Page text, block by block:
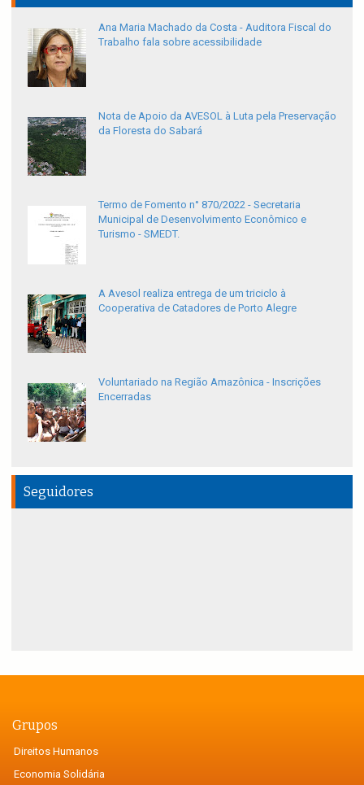
Ana Maria Machado da Costa - Auditora Fiscal do
Trabalho fala sobre acessibilidade
Nota de Apoio da AVESOL à Luta pela Preservação
da Floresta do Sabará
Termo de Fomento n° 870/2022 - Secretaria
Municipal de Desenvolvimento Econômico e
Turismo - SMEDT.
A Avesol realiza entrega de um triciclo à
Cooperativa de Catadores de Porto Alegre
Voluntariado na Região Amazônica - Inscrições
Encerradas
Seguidores
Grupos
Direitos Humanos
Economia Solidária